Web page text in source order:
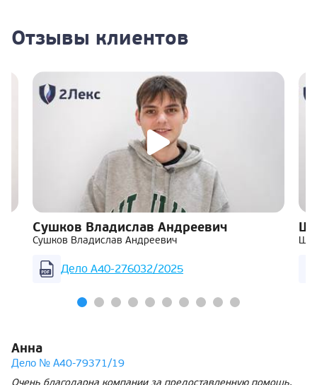
Отзывы клиентов
Сушков Владислав Андреевич
Сушков Владислав Андреевич
Дело А40-276032/2025
Анна
Дело № А40-79371/19
Очень благодарна компании за предоставленную помощь,